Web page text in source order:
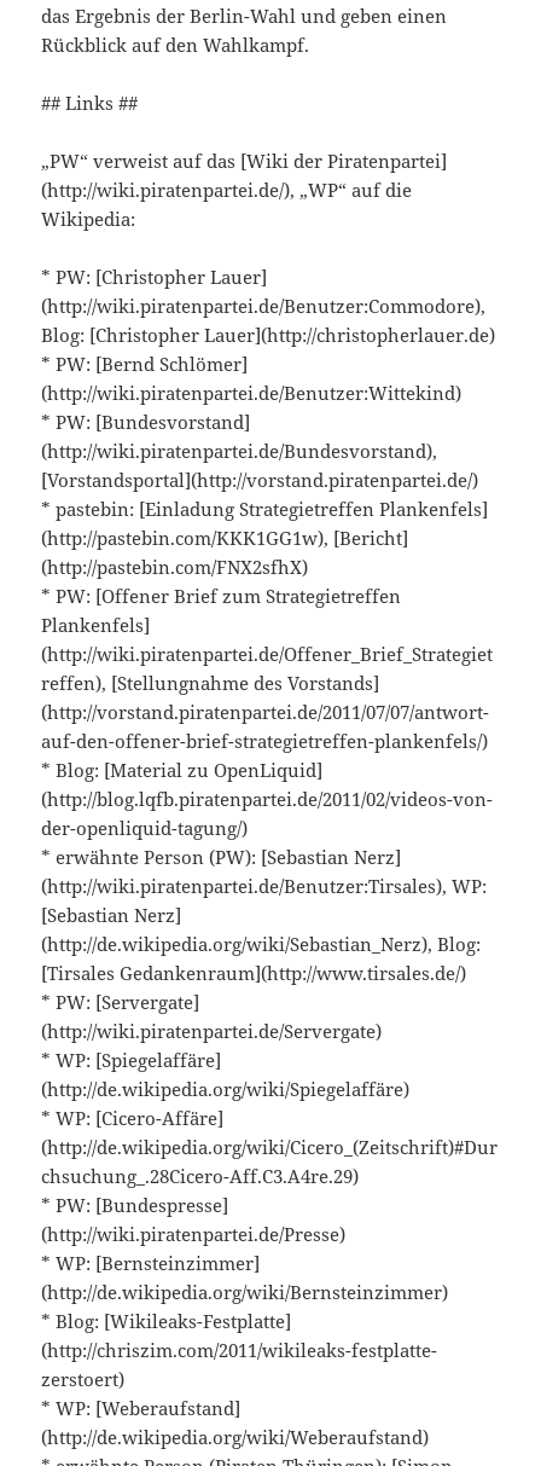
das Ergebnis der Berlin-Wahl und geben einen
Rückblick auf den Wahlkampf.
## Links ##
„PW“ verweist auf das [Wiki der Piratenpartei]
(http://wiki.piratenpartei.de/), „WP“ auf die
Wikipedia:
* PW: [Christopher Lauer]
(http://wiki.piratenpartei.de/Benutzer:Commodore),
Blog: [Christopher Lauer](http://christopherlauer.de)
* PW: [Bernd Schlömer]
(http://wiki.piratenpartei.de/Benutzer:Wittekind)
* PW: [Bundesvorstand]
(http://wiki.piratenpartei.de/Bundesvorstand),
[Vorstandsportal](http://vorstand.piratenpartei.de/)
* pastebin: [Einladung Strategietreffen Plankenfels]
(http://pastebin.com/KKK1GG1w), [Bericht]
(http://pastebin.com/FNX2sfhX)
* PW: [Offener Brief zum Strategietreffen
Plankenfels]
(http://wiki.piratenpartei.de/Offener_Brief_Strategiet
reffen), [Stellungnahme des Vorstands]
(http://vorstand.piratenpartei.de/2011/07/07/antwort-
auf-den-offener-brief-strategietreffen-plankenfels/)
* Blog: [Material zu OpenLiquid]
(http://blog.lqfb.piratenpartei.de/2011/02/videos-von-
der-openliquid-tagung/)
* erwähnte Person (PW): [Sebastian Nerz]
(http://wiki.piratenpartei.de/Benutzer:Tirsales), WP:
[Sebastian Nerz]
(http://de.wikipedia.org/wiki/Sebastian_Nerz), Blog:
[Tirsales Gedankenraum](http://www.tirsales.de/)
* PW: [Servergate]
(http://wiki.piratenpartei.de/Servergate)
* WP: [Spiegelaffäre]
(http://de.wikipedia.org/wiki/Spiegelaffäre)
* WP: [Cicero-Affäre]
(http://de.wikipedia.org/wiki/Cicero_(Zeitschrift)#Dur
chsuchung_.28Cicero-Aff.C3.A4re.29)
* PW: [Bundespresse]
(http://wiki.piratenpartei.de/Presse)
* WP: [Bernsteinzimmer]
(http://de.wikipedia.org/wiki/Bernsteinzimmer)
* Blog: [Wikileaks-Festplatte]
(http://chriszim.com/2011/wikileaks-festplatte-
zerstoert)
* WP: [Weberaufstand]
(http://de.wikipedia.org/wiki/Weberaufstand)